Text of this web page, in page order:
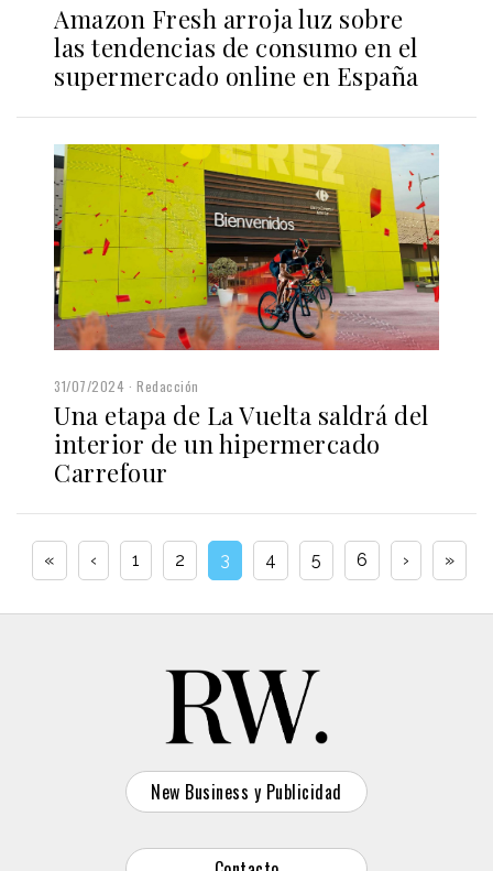
Amazon Fresh arroja luz sobre
las tendencias de consumo en el
supermercado online en España
31/07/2024 Redacción
Una etapa de La Vuelta saldrá del
interior de un hipermercado
Carrefour
« ‹ 1 2 3 4 5 6 › »
New Business y Publicidad